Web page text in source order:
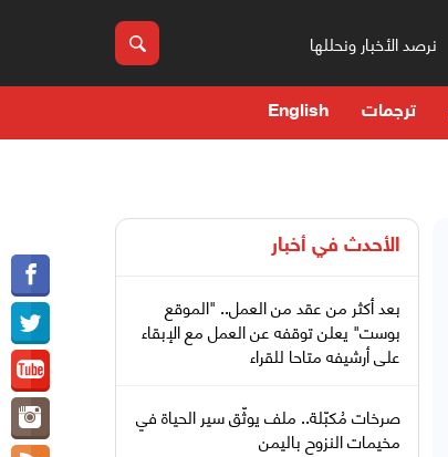
نرصد الأخبار ونحللها
ترجمات English
الأحدث في أخبار
بعد أكثر من عقد من العمل.. "الموقع
بوست" يعلن توقفه عن العمل مع الإبقاء
على أرشيفه متاحا للقراء
صرخات مُكبّلة.. ملف يوثّق سير الحياة في
مخيمات النزوح باليمن